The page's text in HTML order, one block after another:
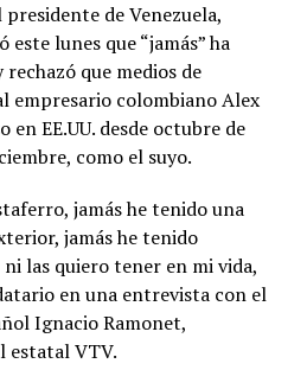
presidente de Venezuela,
lunes que “jamás” ha
que medios de
empresario colombiano Alex
en EE.UU. desde octubre de
como el suyo.
jamás he tenido una
jamás he tenido
las quiero tener en mi vida,
en una entrevista con el
Ignacio Ramonet,
estatal VTV.